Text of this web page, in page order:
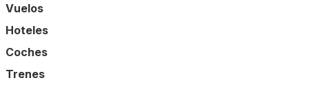
Vuelos
Hoteles
Coches
Trenes